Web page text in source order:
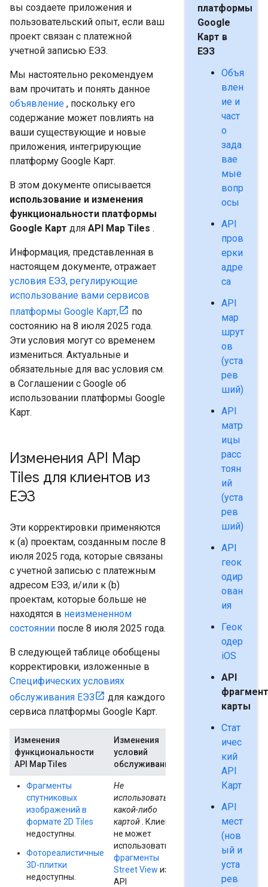
платформы
Google
Карт в
ЕЭЗ
Объя
влен
ие и
част
о
зада
вае
мые
вопр
осы
API
пров
ерки
адре
са
API
мар
шрут
ов
(уста
рев
ший)
API
матр
ицы
расс
тоян
ий
(уста
рев
ший)
API
геок
одир
ован
ия
Геок
одер
iOS
API
карты
Стат
ичес
кий
API
Карт
API
мест
(нов
ый и
уста
рев
вы создаете приложения и
пользовательский опыт, если ваш
проект связан с платежной
учетной записью ЕЭЗ.
Мы настоятельно рекомендуем
вам прочитать и понять данное
объявление , поскольку его
содержание может повлиять на
ваши существующие и новые
приложения, интегрирующие
платформу Google Карт.
В этом документе описывается
использование и изменения
функциональности платформы
Google Карт для API Map Tiles .
Информация, представленная в
настоящем документе, отражает
условия ЕЭЗ, регулирующие
использование вами сервисов
платформы Google Карт,
по
состоянию на 8 июля 2025 года.
Эти условия могут со временем
измениться. Актуальные и
обязательные для вас условия см.
в Соглашении с Google об
использовании платформы Google
Карт.
Изменения API Map
Tiles для клиентов из
ЕЭЗ
Эти корректировки применяются
к (a) проектам, созданным после 8
июля 2025 года, которые связаны
с учетной записью с платежным
адресом ЕЭЗ, и/или к (b)
проектам, которые больше не
находятся в неизмененном
состоянии после 8 июля 2025 года.
В следующей таблице обобщены
корректировки, изложенные в
Специфических условиях
обслуживания ЕЭЗ
для каждого
сервиса платформы Google Карт.
Изменения
функциональности
API Map Tiles
Изменения
условий
обслуживания
Фрагменты
спутниковых
изображений в
формате 2D Tiles
недоступны.
Фотореалистичные
3D-плитки
недоступны.
Не
использовать с
какой-либо
картой . Клиент
не может
использовать
фрагменты
Street View из
API